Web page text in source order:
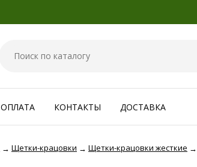
ОПЛАТА КОНТАКТЫ ДОСТАВКА
→ Щетки-крацовки → Щетки-крацовки жесткие →